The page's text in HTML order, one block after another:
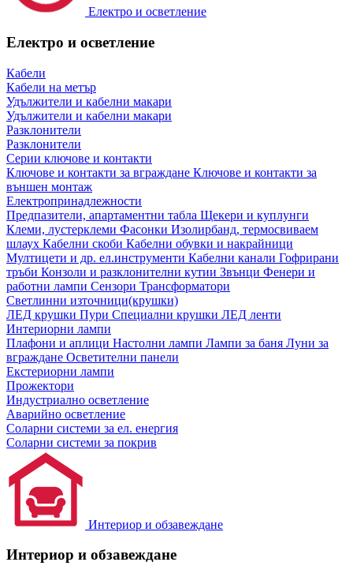
Електро и осветление
Електро и осветление
Кабели
Кабели на метър
Удължители и кабелни макари
Удължители и кабелни макари
Разклонители
Разклонители
Серии ключове и контакти
Ключове и контакти за вграждане Ключове и контакти за
външен монтаж
Електропринадлежности
Предпазители, апартаментни табла Щекери и куплунги
Клеми, лустерклеми Фасонки Изолирбанд, термосвиваем
шлаух Кабелни скоби Кабелни обувки и накрайници
Мултицети и др. ел.инструменти Кабелни канали Гофрирани
тръби Конзоли и разклонителни кутии Звънци Фенери и
работни лампи Сензори Трансформатори
Светлинни източници(крушки)
ЛЕД крушки Пури Специални крушки ЛЕД ленти
Интериорни лампи
Плафони и аплици Настолни лампи Лампи за баня Луни за
вграждане Осветителни панели
Екстериорни лампи
Прожектори
Индустриално осветление
Аварийно осветление
Соларни системи за ел. енергия
Соларни системи за покрив
Интериор и обзавеждане
Интериор и обзавеждане